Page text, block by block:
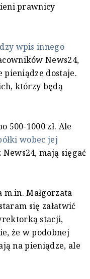
prawnicy
wpis innego
News24,
pieniądze dostaje.
którzy będą
500-1000 zł. Ale
wobec jej
mają sięgać
m.in. Małgorzata
się załatwić
stacji,
że w podobnej
na pieniądze, ale